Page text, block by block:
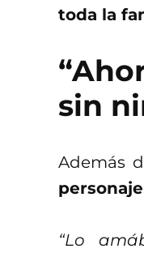
toda la
sin
Además
“Lo